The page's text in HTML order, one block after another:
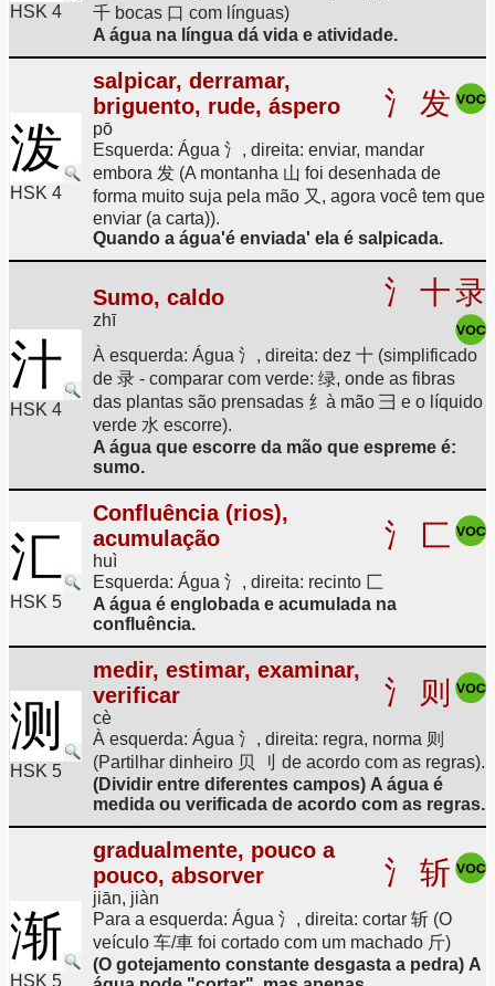
HSK 4
千 bocas 口 com línguas)
A água na língua dá vida e atividade.
泼
HSK 4
salpicar, derramar,
briguento, rude, áspero
pō
氵 发
Esquerda: Água 氵, direita: enviar, mandar
embora 发 (A montanha 山 foi desenhada de
forma muito suja pela mão 又, agora você tem que
enviar (a carta)).
Quando a água'é enviada' ela é salpicada.
汁
HSK 4
Sumo, caldo
zhī
氵 十录
À esquerda: Água 氵, direita: dez 十 (simplificado
de 录 - comparar com verde: 绿, onde as fibras
das plantas são prensadas 纟à mão 彐 e o líquido
verde 水 escorre).
A água que escorre da mão que espreme é:
sumo.
汇
HSK 5
Confluência (rios),
acumulação
huì
氵 匚
Esquerda: Água 氵, direita: recinto 匚
A água é englobada e acumulada na
confluência.
测
HSK 5
medir, estimar, examinar,
verificar
cè
氵 则
À esquerda: Água 氵, direita: regra, norma 则
(Partilhar dinheiro 贝 刂 de acordo com as regras).
(Dividir entre diferentes campos) A água é
medida ou verificada de acordo com as regras.
渐
HSK 5
gradualmente, pouco a
pouco, absorver
jiān, jiàn
氵 斩
Para a esquerda: Água 氵, direita: cortar 斩 (O
veículo 车/車 foi cortado com um machado 斤)
(O gotejamento constante desgasta a pedra) A